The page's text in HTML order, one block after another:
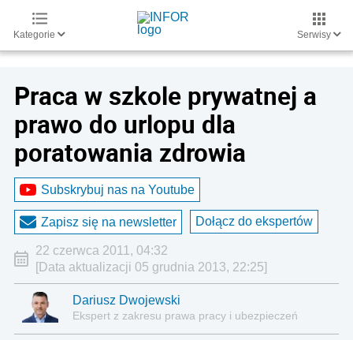
Kategorie Serwisy
Praca w szkole prywatnej a
prawo do urlopu dla
poratowania zdrowia
Subskrybuj nas na Youtube
Zapisz się na newsletter Dołącz do ekspertów
22 czerwca 2011, 04:32
[Data aktualizacji 05 grudnia 2013, 22:25]
Dariusz Dwojewski
Ekspert z zakresu prawa pracy i ubezpieczeń